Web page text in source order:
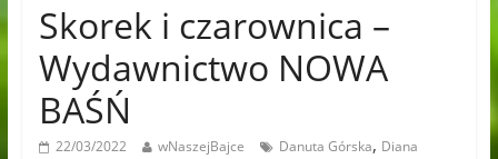
Skorek i czarownica –
Wydawnictwo NOWA
BAŚŃ
22/03/2022 wNaszejBajce Danuta Górska, Diana